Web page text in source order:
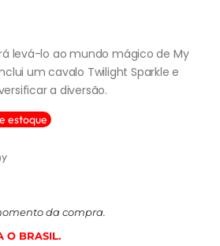
levá-lo ao mundo mágico de My
um cavalo Twilight Sparkle e
a diversão.
estoque
da compra.
O BRASIL.